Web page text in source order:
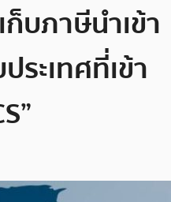
บภาษีนำเข้า
ระเทศที่เข้า